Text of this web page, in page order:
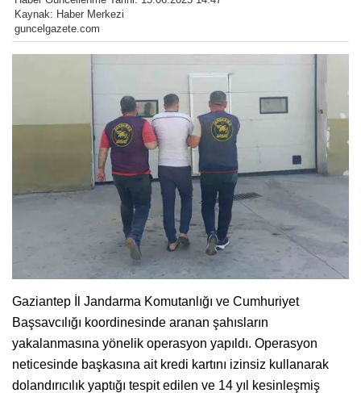
Kaynak: Haber Merkezi
guncelgazete.com
Gaziantep İl Jandarma Komutanlığı ve Cumhuriyet
Başsavcılığı koordinesinde aranan şahısların
yakalanmasına yönelik operasyon yapıldı. Operasyon
neticesinde başkasına ait kredi kartını izinsiz kullanarak
dolandırıcılık yaptığı tespit edilen ve 14 yıl kesinleşmiş